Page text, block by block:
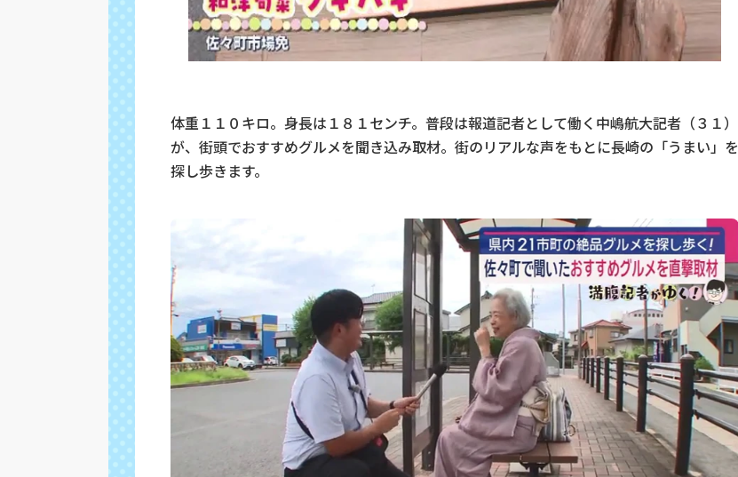
体重１１０キロ。身長は１８１センチ。普段は報道記者として働く中嶋航大記者（３１）
が、街頭でおすすめグルメを聞き込み取材。街のリアルな声をもとに長崎の「うまい」を
探し歩きます。